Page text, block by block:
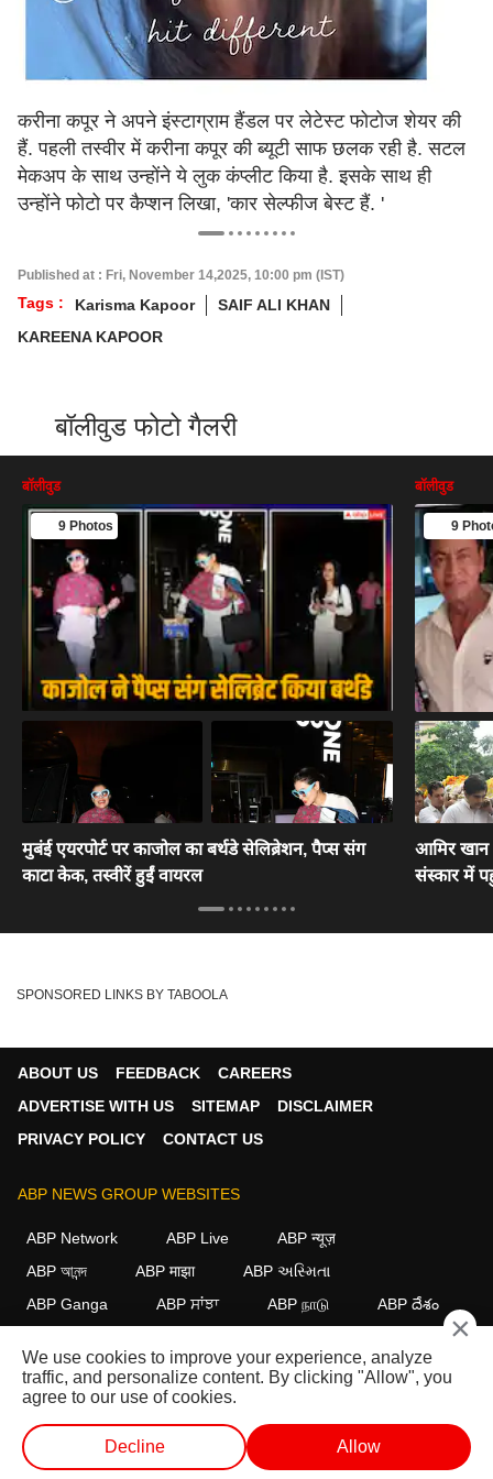
करीना कपूर ने अपने इंस्टाग्राम हैंडल पर लेटेस्ट फोटोज शेयर की
हैं. पहली तस्वीर में करीना कपूर की ब्यूटी साफ छलक रही है. सटल
मेकअप के साथ उन्होंने ये लुक कंप्लीट किया है. इसके साथ ही
उन्होंने फोटो पर कैप्शन लिखा, 'कार सेल्फीज बेस्ट हैं. '
Published at : Fri, November 14,2025, 10:00 pm (IST)
Tags : Karisma Kapoor
SAIF ALI KHAN
KAREENA KAPOOR
बॉलीवुड फोटो गैलरी
बॉलीवुड
9 Photos
मुबंई एयरपोर्ट पर काजोल का बर्थडे सेलिब्रेशन, पैप्स संग
काटा केक, तस्वीरें हुईं वायरल
बॉलीवुड
9
आमिर खान
संस्कार में
SPONSORED LINKS BY TABOOLA
ABOUT US FEEDBACK
CAREERS
ADVERTISE WITH US
SITEMAP
DISCLAIMER
PRIVACY POLICY
CONTACT US
ABP NEWS GROUP WEBSITES
ABP Network ABP Live
ABP न्यूज़
ABP আনন্দ
ABP माझा
ABP અસ્મિતા
ABP Ganga
ABP ਸਾਂਝਾ ABP நாடு ABP దేశం
FOLLOW US
This website follows the DNPA Code of Ethics.
Copyright@2026.
All rights reserved.
×
We use cookies to improve your experience, analyze
traffic, and personalize content. By clicking "Allow", you
agree to our use of cookies.
Decline Allow